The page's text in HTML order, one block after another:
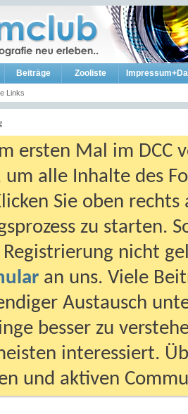
Links
Beiträge Zooliste
ersten Mal im DCC
um alle Inhalte des
Sie oben
zu starten.
Registrierung nicht
an uns. Viele
Austausch
besser zu
interessiert.
und aktiven